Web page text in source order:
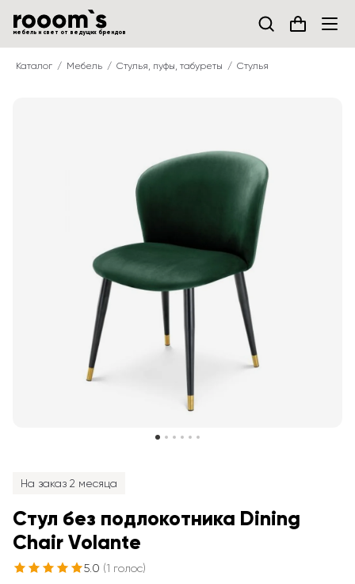
мебель и свет от ведущих брендов
Каталог Мебель Стулья, пуфы, табуреты Стулья
На заказ 2 месяца
Стул без подлокотника Dining
Chair Volante
5.0 (1 голос)